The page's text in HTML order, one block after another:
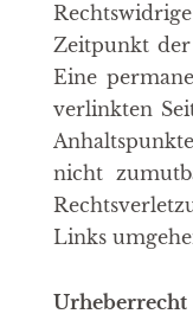
Zeitpunkt
Eine
verlinkten
nicht
Links
Urheberrecht